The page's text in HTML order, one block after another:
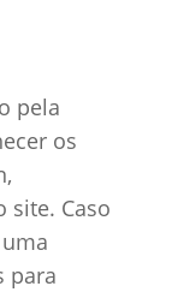
pela
os
site. Caso
para